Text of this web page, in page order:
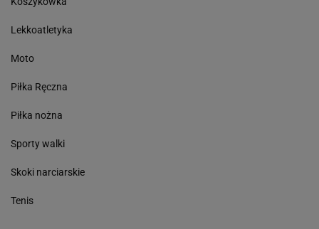
Lekkoatletyka
Moto
Piłka Ręczna
Piłka nożna
Sporty walki
Skoki narciarskie
Tenis